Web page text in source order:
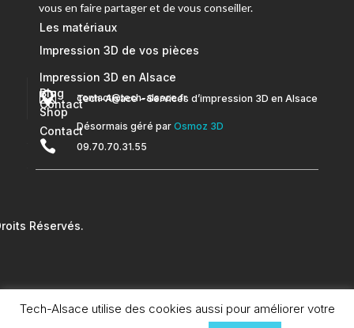
vous en faire partager et de vous conseiller.
Les matériaux
Impression 3D de vos pièces
Impression 3D en Alsace
Contact
Blog
Shop
Contact
 contact@tech-alsace.fr
 Tech-Alsace – Services d’impression 3D en Alsace
Désormais géré par Osmoz 3D
 09.70.70.31.55
Réservés.
Tech-Alsace utilise des cookies aussi pour améliorer votre